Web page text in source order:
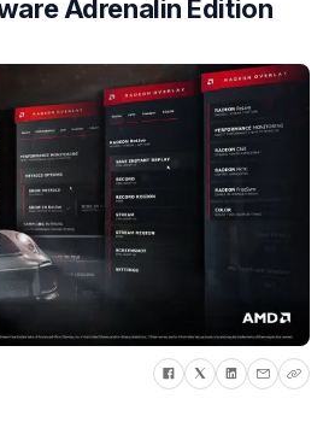
Adrenalin Edition